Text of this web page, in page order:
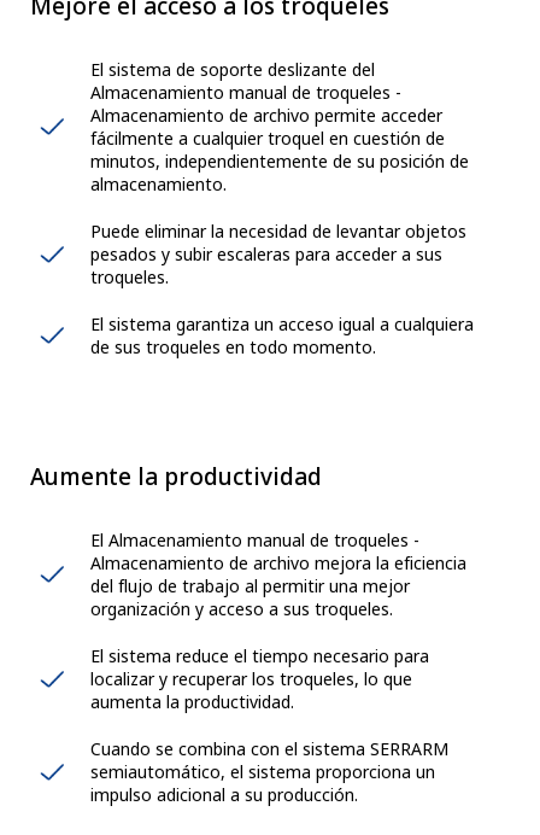
El sistema de soporte deslizante del
Almacenamiento manual de troqueles -
Almacenamiento de archivo permite acceder
fácilmente a cualquier troquel en cuestión de
minutos, independientemente de su posición de
almacenamiento.
Puede eliminar la necesidad de levantar objetos
pesados y subir escaleras para acceder a sus
troqueles.
El sistema garantiza un acceso igual a cualquiera
de sus troqueles en todo momento.
Aumente la productividad
El Almacenamiento manual de troqueles -
Almacenamiento de archivo mejora la eficiencia
del flujo de trabajo al permitir una mejor
organización y acceso a sus troqueles.
El sistema reduce el tiempo necesario para
localizar y recuperar los troqueles, lo que
aumenta la productividad.
Cuando se combina con el sistema SERRARM
semiautomático, el sistema proporciona un
impulso adicional a su producción.